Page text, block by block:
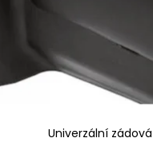
Univerzální